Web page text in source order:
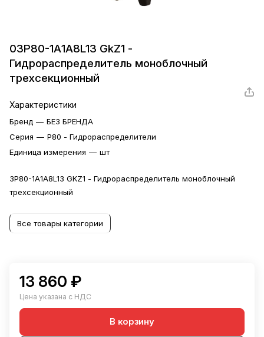
03Р80-1А1А8L13 GkZ1 -
Гидрораспределитель моноблочный
трехсекционный
Характеристики
Бренд — БЕЗ БРЕНДА
Серия — P80 - Гидрораспределители
Единица измерения — шт
3Р80-1А1А8L13 GKZ1 - Гидрораспределитель моноблочный
трехсекционный
Все товары категории
13 860 ₽
Цена указана с НДС
В корзину